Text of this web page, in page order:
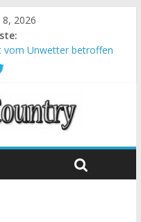
2026
vom Unwetter betroffen
Mountainbike-Bundesliga
und Richards
Seewald führt
XCO-Rennen der